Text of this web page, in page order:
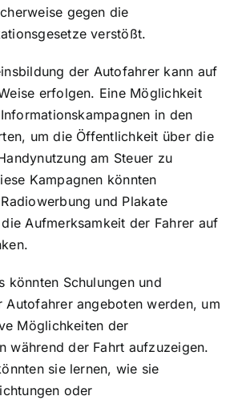
gegen die
verstößt.
der Autofahrer kann auf
erfolgen. Eine Möglichkeit
in den
um die Öffentlichkeit über die
am Steuer zu
Kampagnen könnten
und Plakate
Aufmerksamkeit der Fahrer auf
könnten Schulungen und
Autofahrer angeboten werden, um
Möglichkeiten der
während der Fahrt aufzuzeigen.
sie lernen, wie sie
oder